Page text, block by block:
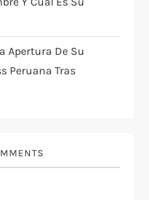
Apertura De Su
Peruana Tras